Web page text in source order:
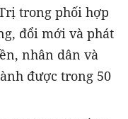
trong phối hợp
đổi mới và phát
nhân dân và
được trong 50